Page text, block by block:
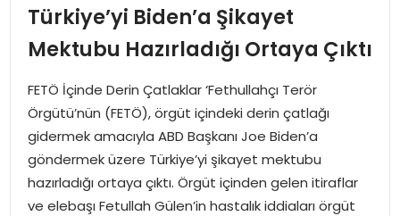
EĞITIM
SPOR
EKONOMI
MAGAZIN
Türkiye’yi Biden’a Şikayet
Mektubu Hazırladığı Ortaya Çıktı
FETÖ İçinde Derin Çatlaklar ‘Fethullahçı Terör
Örgütü’nün (FETÖ), örgüt içindeki derin çatlağı
gidermek amacıyla ABD Başkanı Joe Biden’a
göndermek üzere Türkiye’yi şikayet mektubu
hazırladığı ortaya çıktı. Örgüt içinden gelen itiraflar
ve elebaşı Fetullah Gülen’in hastalık iddiaları örgüt